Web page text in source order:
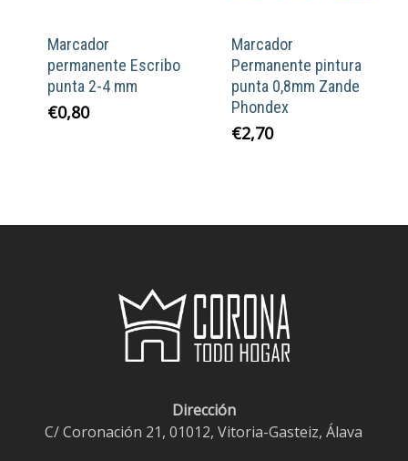
Marcador
permanente Escribo
punta 2-4 mm
€0,80
Marcador
Permanente pintura
punta 0,8mm Zande
Phondex
€2,70
Dirección
C/ Coronación 21, 01012, Vitoria-Gasteiz, Álava